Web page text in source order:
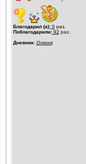
Благодарил (а):0раз.
Поблагодарили:92 раз.
Дневник: Олюня